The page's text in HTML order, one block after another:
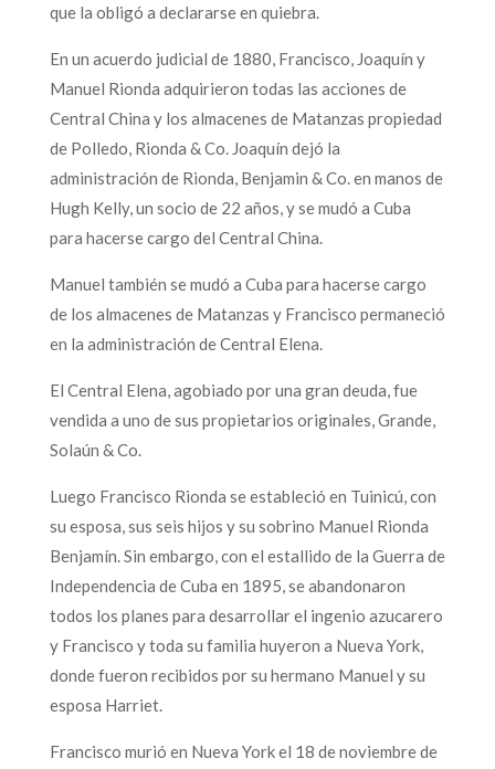
que la obligó a declararse en quiebra.
En un acuerdo judicial de 1880, Francisco, Joaquín y
Manuel Rionda adquirieron todas las acciones de
Central China y los almacenes de Matanzas propiedad
de Polledo, Rionda & Co. Joaquín dejó la
administración de Rionda, Benjamin & Co. en manos de
Hugh Kelly, un socio de 22 años, y se mudó a Cuba
para hacerse cargo del Central China.
Manuel también se mudó a Cuba para hacerse cargo
de los almacenes de Matanzas y Francisco permaneció
en la administración de Central Elena.
El Central Elena, agobiado por una gran deuda, fue
vendida a uno de sus propietarios originales, Grande,
Solaún & Co.
Luego Francisco Rionda se estableció en Tuinicú, con
su esposa, sus seis hijos y su sobrino Manuel Rionda
Benjamín. Sin embargo, con el estallido de la Guerra de
Independencia de Cuba en 1895, se abandonaron
todos los planes para desarrollar el ingenio azucarero
y Francisco y toda su familia huyeron a Nueva York,
donde fueron recibidos por su hermano Manuel y su
esposa Harriet.
Francisco murió en Nueva York el 18 de noviembre de